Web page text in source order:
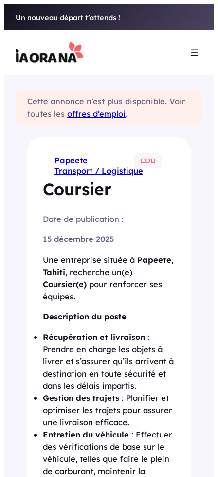
Un nouveau départ t’attends !
Cette annonce n’est plus disponible. Voir
toutes les offres d’emploi.
Papeete CDD
Transport / Logistique
Coursier
Date de publication :
15 décembre 2025
Une entreprise située à Papeete,
Tahiti, recherche un(e)
Coursier(e) pour renforcer ses
équipes.
Description du poste
Récupération et livraison :
Prendre en charge les objets à
livrer et s’assurer qu’ils arrivent à
destination en toute sécurité et
dans les délais impartis.
Gestion des trajets : Planifier et
optimiser les trajets pour assurer
une livraison efficace.
Entretien du véhicule : Effectuer
des vérifications de base sur le
véhicule, telles que faire le plein
de carburant, maintenir la